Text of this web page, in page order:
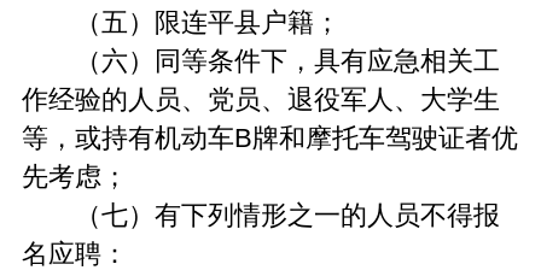
（五）限连平县户籍；
（六）同等条件下，具有应急相关工
作经验的人员、党员、退役军人、大学生
等，或持有机动车B牌和摩托车驾驶证者优
先考虑；
（七）有下列情形之一的人员不得报
名应聘：